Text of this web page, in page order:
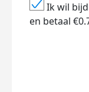
Ik wil
en betaal